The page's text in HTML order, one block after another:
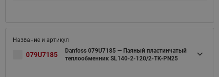
079U7185
Danfoss 079U7185 — Паяный пластинчатый
теплообменник SL140-2-120/2-TK-PN25